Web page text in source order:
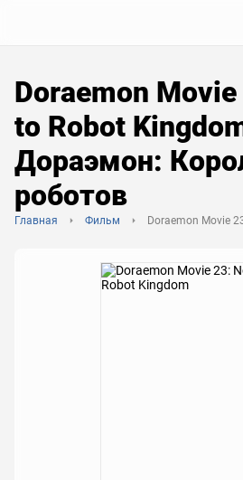
Doraemon
to Robot
Дораэмон:
роботов
Главная Фильм Doraemon Movie